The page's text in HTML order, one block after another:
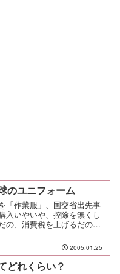
のユニフォーム
「作業服」、国交省出先事
入いやいや、控除を無くし
の、消費税を上げるだのっ
です。 ナイスタイミング社
を含めて、これだけイロイ
ゃうと、真面...
2005.01.25
どれくらい？